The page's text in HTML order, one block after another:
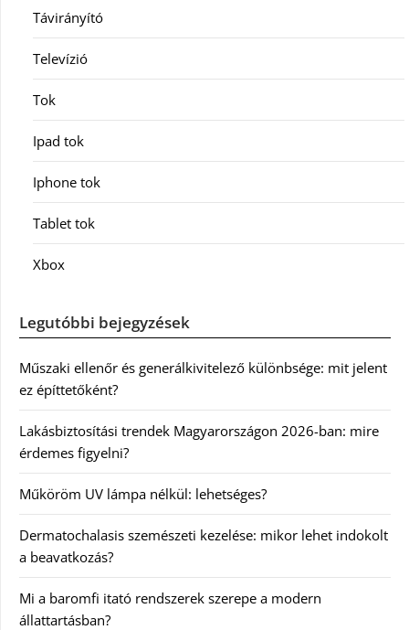
Távirányító
Televízió
Tok
Ipad tok
Iphone tok
Tablet tok
Xbox
Legutóbbi bejegyzések
Műszaki ellenőr és generálkivitelező különbsége: mit jelent
ez építtetőként?
Lakásbiztosítási trendek Magyarországon 2026-ban: mire
érdemes figyelni?
Műköröm UV lámpa nélkül: lehetséges?
Dermatochalasis szemészeti kezelése: mikor lehet indokolt
a beavatkozás?
Mi a baromfi itató rendszerek szerepe a modern
állattartásban?